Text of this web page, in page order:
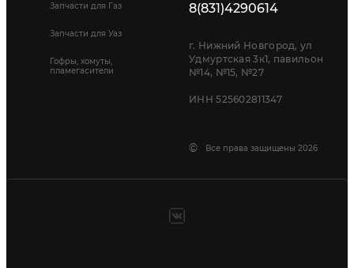
Запчасти для Газ
Запчасти для Уаз
Гофры, хомуты,
пламегасители
8(831)4290614
г. Нижний Новгород, ул
Удмуртская 3к1, павильон
№14, №15, №27
ИНН 525602811347
© Все права защищены 2026